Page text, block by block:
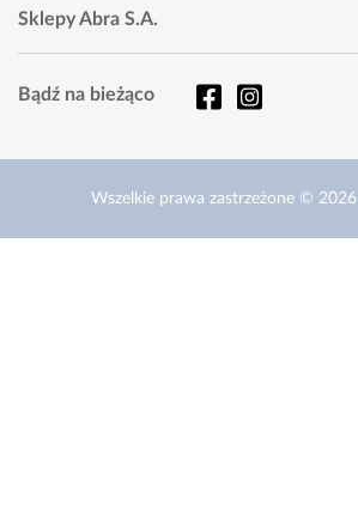
Sklepy Abra S.A.
Bądź na bieżąco
Wszelkie prawa zastrzeżone © 2026